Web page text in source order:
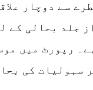
سے دوچار
جلد بحالی کے
رپورٹ میں
سہولیات کی